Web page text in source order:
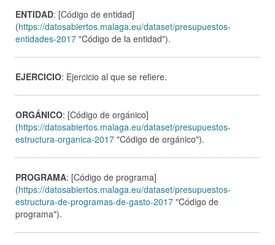
ENTIDAD: [Código de entidad]
(https://datosabiertos.malaga.eu/dataset/presupuestos-
entidades-2017 "Código de la entidad").
EJERCICIO: Ejercicio al que se refiere.
ORGÁNICO: [Código de orgánico]
(https://datosabiertos.malaga.eu/dataset/presupuestos-
estructura-organica-2017 "Código de orgánico").
PROGRAMA: [Código de programa]
(https://datosabiertos.malaga.eu/dataset/presupuestos-
estructura-de-programas-de-gasto-2017 "Código de
programa").